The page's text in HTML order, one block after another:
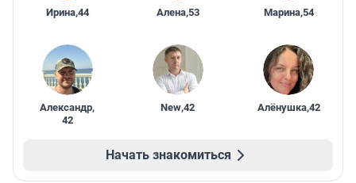
Ирина,44 Алена,53 Марина,54
Александр,
42
New,42 Алёнушка,42
Начать знакомиться